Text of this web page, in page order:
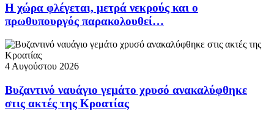
Η χώρα φλέγεται, μετρά νεκρούς και ο
πρωθυπουργός παρακολουθεί…
4 Αυγούστου 2026
Βυζαντινό ναυάγιο γεμάτο χρυσό ανακαλύφθηκε
στις ακτές της Κροατίας